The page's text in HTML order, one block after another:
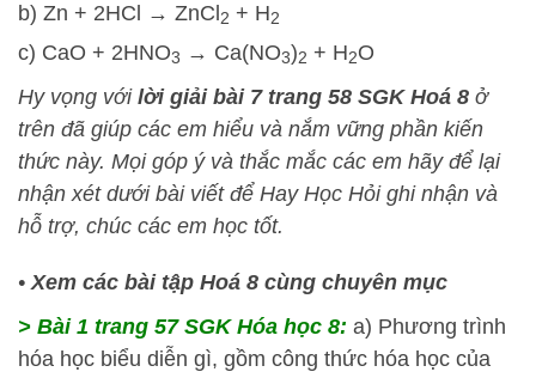
b) Zn + 2HCl → ZnCl 2 + H2
c) CaO + 2HNO3 → Ca(NO3)2 + H2O
Hy vọng với lời giải bài 7 trang 58 SGK Hoá 8 ở
trên đã giúp các em hiểu và nắm vững phần kiến
thức này. Mọi góp ý và thắc mắc các em hãy để lại
nhận xét dưới bài viết để Hay Học Hỏighi nhận và
hỗ trợ, chúc các em học tốt.
•Xem các bài tập Hoá 8 cùng chuyên mục
> Bài 1 trang 57 SGK Hóa học 8: a) Phương trình
hóa học biểu diễn gì, gồm công thức hóa học của